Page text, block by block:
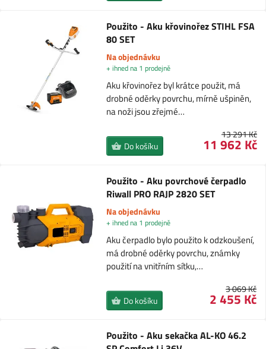
Použito - Aku křovinořez STIHL FSA
80 SET
Na objednávku
+ ihned na 1 prodejně
Aku křovinořez byl krátce použit, má
drobné oděrky povrchu, mírně ušpiněn,
na noži jsou zřejmé…
13 291 Kč
11 962 Kč
Do košíku
Použito - Aku povrchové čerpadlo
Riwall PRO RAJP 2820 SET
Na objednávku
+ ihned na 1 prodejně
Aku čerpadlo bylo použito k odzkoušení,
má drobné oděrky povrchu, známky
použití na vnitřním sítku,…
3 069 Kč
2 455 Kč
Do košíku
Použito - Aku sekačka AL-KO 46.2